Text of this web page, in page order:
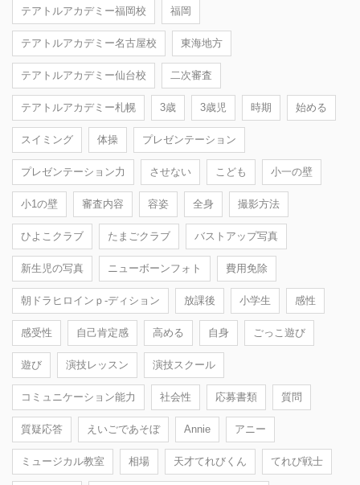
テアトルアカデミー福岡校 福岡
テアトルアカデミー名古屋校 東海地方
テアトルアカデミー仙台校 二次審査
テアトルアカデミー札幌 3歳 3歳児 時期 始める
スイミング 体操 プレゼンテーション
プレゼンテーション力 させない こども 小一の壁
小1の壁 審査内容 容姿 全身 撮影方法
ひよこクラブ たまごクラブ バストアップ写真
新生児の写真 ニューボーンフォト 費用免除
朝ドラヒロインｐ-ディション 放課後 小学生 感性
感受性 自己肯定感 高める 自身 ごっこ遊び
遊び 演技レッスン 演技スクール
コミュニケーション能力 社会性 応募書類 質問
質疑応答 えいごであそぼ Annie アニー
ミュージカル教室 相場 天才てれびくん てれび戦士